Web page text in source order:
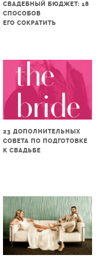
СВАДЕБНЫЙ БЮДЖЕТ: 18
СПОСОБОВ
ЕГО СОКРАТИТЬ
23 ДОПОЛНИТЕЛЬНЫХ
СОВЕТА ПО ПОДГОТОВКЕ
К СВАДЬБЕ